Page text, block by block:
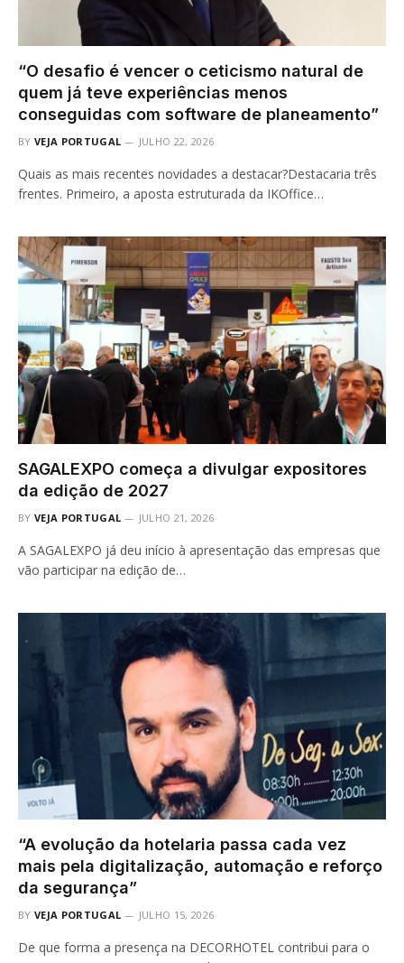
“O desafio é vencer o ceticismo natural de
quem já teve experiências menos
conseguidas com software de planeamento”
BY VEJA PORTUGAL JULHO 22, 2026
Quais as mais recentes novidades a destacar?Destacaria três
frentes. Primeiro, a aposta estruturada da IKOffice…
SAGALEXPO começa a divulgar expositores
da edição de 2027
BY VEJA PORTUGAL JULHO 21, 2026
A SAGALEXPO já deu início à apresentação das empresas que
vão participar na edição de…
“A evolução da hotelaria passa cada vez
mais pela digitalização, automação e reforço
da segurança”
BY VEJA PORTUGAL JULHO 15, 2026
De que forma a presença na DECORHOTEL contribui para o